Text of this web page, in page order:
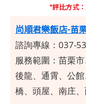
*評比方式
尚順君樂飯店-苗
諮詢專線：037-
服務範圍： 苗栗市
後龍、通霄、公
橋、頭屋、南庄